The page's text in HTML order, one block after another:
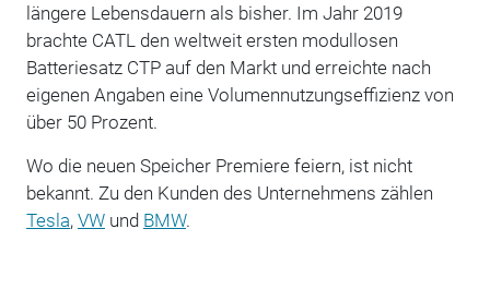
längere Lebensdauern als bisher. Im Jahr 2019
brachte CATL den weltweit ersten modullosen
Batteriesatz CTP auf den Markt und erreichte nach
eigenen Angaben eine Volumennutzungseffizienz von
über 50 Prozent.
Wo die neuen Speicher Premiere feiern, ist nicht
bekannt. Zu den Kunden des Unternehmens zählen
Tesla, VWund BMW.